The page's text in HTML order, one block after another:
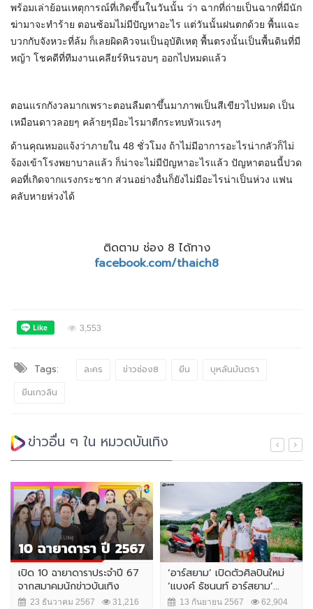
พร้อมเล่าย้อนเหตุการณ์ที่เกิดขึ้นในวันนั้น ว่า ฉากที่ถ่ายเป็นฉากที่มีนัก
ฆ่ามาจะทำร้าย ตอนซ้อมไม่มีปัญหาอะไร แต่วันนั้นฝนตกด้วย พื้นแฉะ
บวกกับจังหวะที่ล้ม ก็เลยผิดคิวจนเป็นอุบัติเหตุ พื้นตรงนั้นเป็นพื้นดินที่มี
หญ้า โชคดีที่ทีมงานเคลียร์หินรอบๆ ออกไปหมดแล้ว
ตอนแรกกังวลมากเพราะตอนลืมตาขึ้นมาภาพเป็นสีเขียวไปหมด เป็น
เหมือนดาวลอยๆ คล้ายๆมีอะไรมาตีกระทบหัวแรงๆ
ด้านคุณหมอแจ้งว่าภายใน 48 ชั่วโมง ถ้าไม่มีอาการอะไรน่ากลัวก็ไม่
จ้องเข้าโรงพยาบาลแล้ว ก็น่าจะไม่มีปัญหาอะไรแล้ว ปัญหาตอนนี้ปวด
คอที่เกิดจากแรงกระชาก ส่วนอย่างอื่นก็ยังไม่มีอะไรน่าเป็นห่วง แฟน
คลับหายห่วงได้
ติดตาม ช่อง 8 ได้ทาง
facebook.com/thaich8
3,553
Tags: ละคร ข่าวช่อง8 ยีน
บุหลันมันตรา
ยีนเกวลิน
ข่าวอื่น ๆ ใน หมวดบันเทิง
เปิด 10 ฉายาดาราประจำปี 67
จากสมาคมนักข่าวบันเทิง
23 ธันวาคม 2567 31,216
‘อาร์สยาม’ เปิดตัวศิลปินใหม่
‘แบงค์ ธัชนนท์ อาร์สยาม’...
13 กันยายน 2567 62,904